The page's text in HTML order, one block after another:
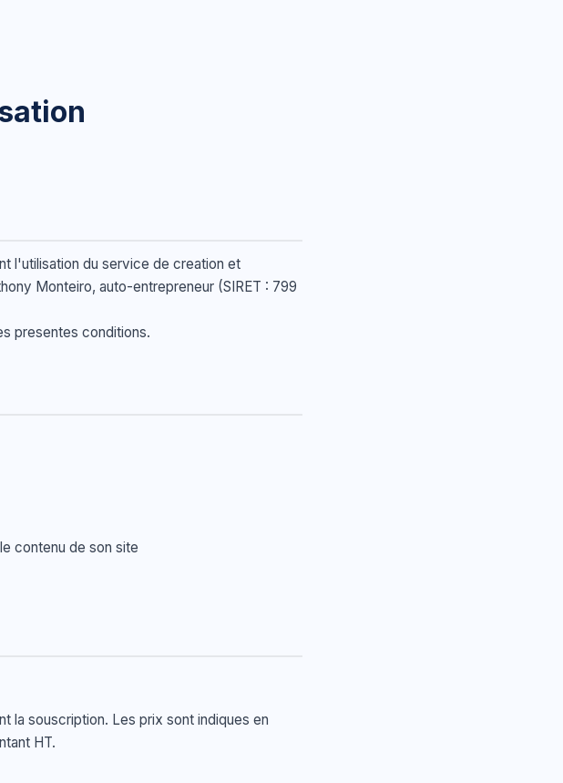
l'utilisation du service de creation et
Monteiro, auto-entrepreneur (SIRET : 799
presentes conditions.
contenu de son site
la souscription. Les prix sont indiques en
HT.